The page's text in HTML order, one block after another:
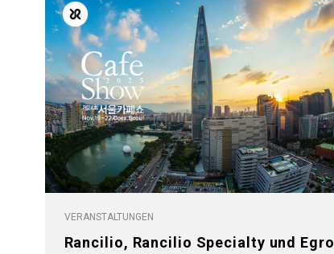
VERANSTALTUNGEN
Rancilio, Rancilio Specialty und Egro
Follow Us